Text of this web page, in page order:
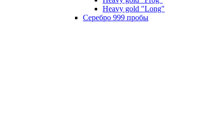
Heavy gold "Long"
Серебро 999 пробы